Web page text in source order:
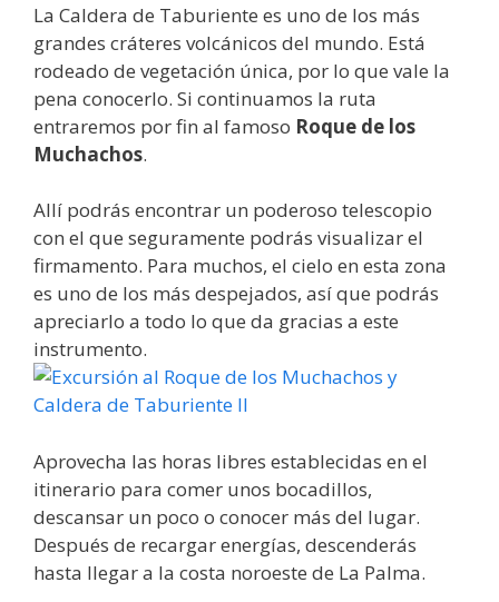
La Caldera de Taburiente es uno de los más
grandes cráteres volcánicos del mundo. Está
rodeado de vegetación única, por lo que vale la
pena conocerlo. Si continuamos la ruta
entraremos por fin al famoso Roque de los
Muchachos.
Allí podrás encontrar un poderoso telescopio
con el que seguramente podrás visualizar el
firmamento. Para muchos, el cielo en esta zona
es uno de los más despejados, así que podrás
apreciarlo a todo lo que da gracias a este
instrumento.
Aprovecha las horas libres establecidas en el
itinerario para comer unos bocadillos,
descansar un poco o conocer más del lugar.
Después de recargar energías, descenderás
hasta llegar a la costa noroeste de La Palma.